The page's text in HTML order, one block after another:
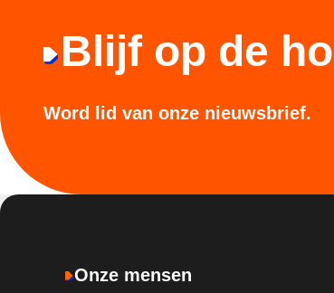
Blijf op de
Word lid van onze nieuwsbrief.
Onze mensen